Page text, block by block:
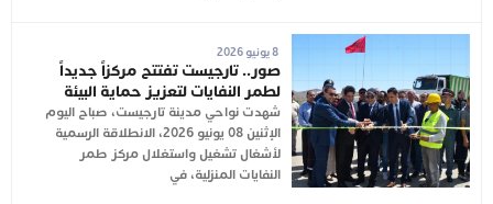
8 يونيو 2026
صور.. تارجيست تفتتح مركزاً جديداً
لطمر النفايات لتعزيز حماية البيئة
شهدت نواحي مدينة تارجيست، صباح اليوم
الإثنين 08 يونيو 2026، الانطلاقة الرسمية
لأشغال تشغيل واستغلال مركز طمر
النفايات المنزلية، في